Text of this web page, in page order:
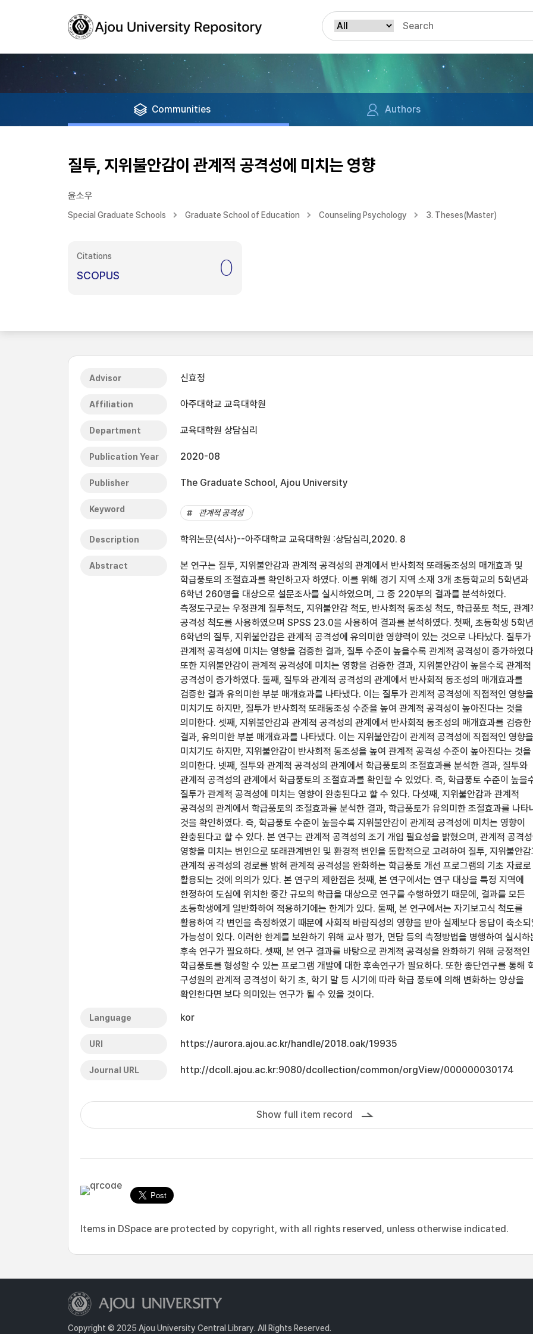
Communities Authors
질투, 지위불안감이 관계적 공격성에 미치는 영향
윤소우
Special Graduate Schools Graduate School of Education Counseling Psychology 3. Theses(Master)
Citations
SCOPUS 0
Advisor 신효정
Affiliation 아주대학교 교육대학원
Department 교육대학원 상담심리
Publication Year 2020-08
Publisher The Graduate School, Ajou University
Keyword 관계적 공격성
Description 학위논문(석사)--아주대학교 교육대학원 :상담심리,2020. 8
Abstract
본 연구는 질투, 지위불안감과 관계적 공격성의 관계에서 반사회적 또래동조성의 매개효과 및
학급풍토의 조절효과를 확인하고자 하였다. 이를 위해 경기 지역 소재 3개 초등학교의 5학년과
6학년 260명을 대상으로 설문조사를 실시하였으며, 그 중 220부의 결과를 분석하였다.
측정도구로는 우정관계 질투척도, 지위불안감 척도, 반사회적 동조성 척도, 학급풍토 척도, 관계
공격성 척도를 사용하였으며 SPSS 23.0을 사용하여 결과를 분석하였다. 첫째, 초등학생 5학
6학년의 질투, 지위불안감은 관계적 공격성에 유의미한 영향력이 있는 것으로 나타났다. 질투가
관계적 공격성에 미치는 영향을 검증한 결과, 질투 수준이 높을수록 관계적 공격성이 증가하였
또한 지위불안감이 관계적 공격성에 미치는 영향을 검증한 결과, 지위불안감이 높을수록 관계적
공격성이 증가하였다. 둘째, 질투와 관계적 공격성의 관계에서 반사회적 동조성의 매개효과를
검증한 결과 유의미한 부분 매개효과를 나타냈다. 이는 질투가 관계적 공격성에 직접적인 영향을
미치기도 하지만, 질투가 반사회적 또래동조성 수준을 높여 관계적 공격성이 높아진다는 것을
의미한다. 셋째, 지위불안감과 관계적 공격성의 관계에서 반사회적 동조성의 매개효과를 검증한
결과, 유의미한 부분 매개효과를 나타냈다. 이는 지위불안감이 관계적 공격성에 직접적인 영향을
미치기도 하지만, 지위불안감이 반사회적 동조성을 높여 관계적 공격성 수준이 높아진다는 것을
의미한다. 넷째, 질투와 관계적 공격성의 관계에서 학급풍토의 조절효과를 분석한 결과, 질투와
관계적 공격성의 관계에서 학급풍토의 조절효과를 확인할 수 있었다. 즉, 학급풍토 수준이 높을
질투가 관계적 공격성에 미치는 영향이 완충된다고 할 수 있다. 다섯째, 지위불안감과 관계적
공격성의 관계에서 학급풍토의 조절효과를 분석한 결과, 학급풍토가 유의미한 조절효과를 나타
것을 확인하였다. 즉, 학급풍토 수준이 높을수록 지위불안감이 관계적 공격성에 미치는 영향이
완충된다고 할 수 있다. 본 연구는 관계적 공격성의 조기 개입 필요성을 밝혔으며, 관계적 공격성
영향을 미치는 변인으로 또래관계변인 및 환경적 변인을 통합적으로 고려하여 질투, 지위불안
관계적 공격성의 경로를 밝혀 관계적 공격성을 완화하는 학급풍토 개선 프로그램의 기초 자료로
활용되는 것에 의의가 있다. 본 연구의 제한점은 첫째, 본 연구에서는 연구 대상을 특정 지역에
한정하여 도심에 위치한 중간 규모의 학급을 대상으로 연구를 수행하였기 때문에, 결과를 모든
초등학생에게 일반화하여 적용하기에는 한계가 있다. 둘째, 본 연구에서는 자기보고식 척도를
활용하여 각 변인을 측정하였기 때문에 사회적 바람직성의 영향을 받아 실제보다 응답이 축소되
가능성이 있다. 이러한 한계를 보완하기 위해 교사 평가, 면담 등의 측정방법을 병행하여 실시하
후속 연구가 필요하다. 셋째, 본 연구 결과를 바탕으로 관계적 공격성을 완화하기 위해 긍정적인
학급풍토를 형성할 수 있는 프로그램 개발에 대한 후속연구가 필요하다. 또한 종단연구를 통해
구성원의 관계적 공격성이 학기 초, 학기 말 등 시기에 따라 학급 풍토에 의해 변화하는 양상을
확인한다면 보다 의미있는 연구가 될 수 있을 것이다.
Language kor
URI https://aurora.ajou.ac.kr/handle/2018.oak/19935
Journal URL http://dcoll.ajou.ac.kr:9080/dcollection/common/orgView/000000030174
Show full item record
Items in DSpace are protected by copyright, with all rights reserved, unless otherwise indicated.
Copyright © 2025 Ajou University Central Library. All Rights Reserved.